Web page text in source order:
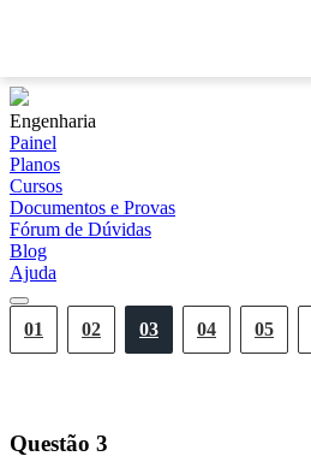
Engenharia
Painel
Planos
Cursos
Documentos e Provas
Fórum de Dúvidas
Blog
Ajuda
01 02 03 04 05
Questão 3